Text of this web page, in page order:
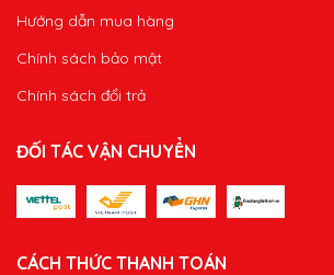
Hướng dẫn mua hàng
Chính sách bảo mật
Chính sách đổi trả
ĐỐI TÁC VẬN CHUYỂN
CÁCH THỨC THANH TOÁN